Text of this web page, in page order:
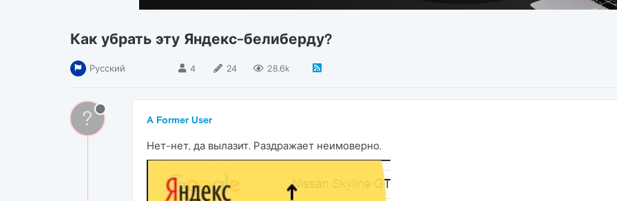
Как убрать эту Яндекс-белиберду?
Русский 4 24 28.6k
? A Former User
Нет-нет, да вылазит. Раздражает неимоверно.